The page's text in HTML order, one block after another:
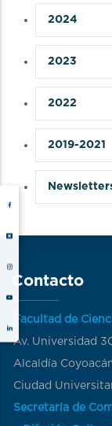
2024
2023
2022
2019-2021
Contacto
Facultad de
Av. Universidad
Alcaldía
Ciudad
Secretaría de